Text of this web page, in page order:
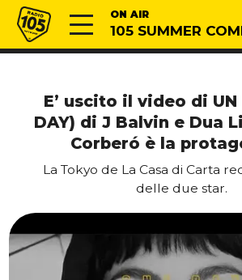
Vai al contenuto
Radio 105 ON AIR
105 SUMMER
E’ uscito il video di UN
DAY) di J Balvin e Dua
Corberó è la
La Tokyo de La Casa di Carta
delle due star.